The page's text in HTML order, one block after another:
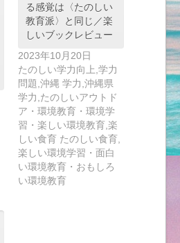
る感覚は〈たのしい
教育派〉と同じ／楽
しいブックレビュー
2023年10月20日
たのしい学力向上,学力
問題,沖縄 学力,沖縄県
学力,たのしいアウトド
ア・環境教育・環境学
習・楽しい環境教育,楽
しい食育 たのしい食育,
楽しい環境学習・面白
い環境教育・おもしろ
い環境教育